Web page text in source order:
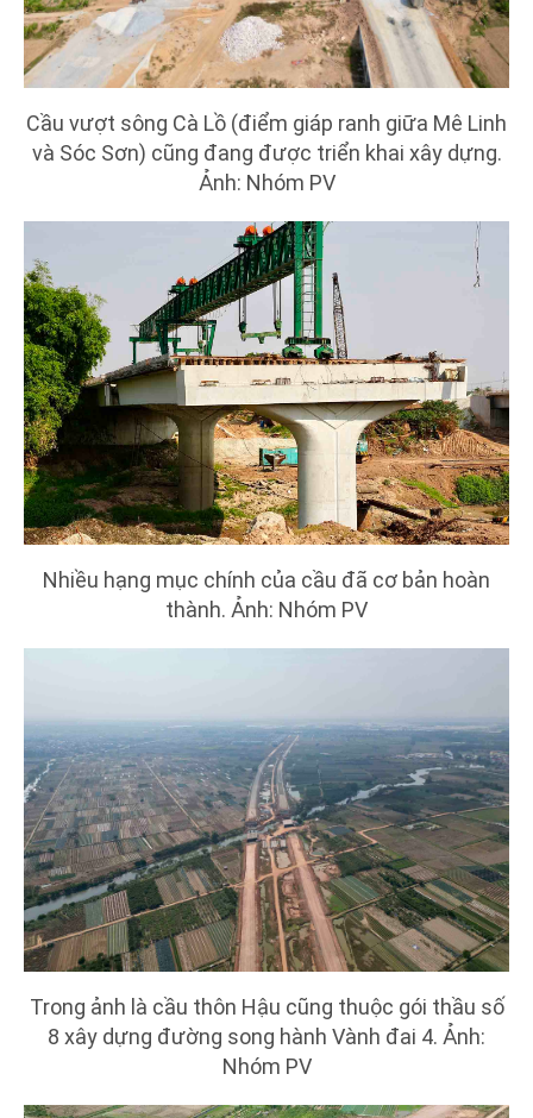
Cầu vượt sông Cà Lồ (điểm giáp ranh giữa Mê Linh
và Sóc Sơn) cũng đang được triển khai xây dựng.
Ảnh: Nhóm PV
Nhiều hạng mục chính của cầu đã cơ bản hoàn
thành. Ảnh: Nhóm PV
Trong ảnh là cầu thôn Hậu cũng thuộc gói thầu số
8 xây dựng đường song hành Vành đai 4. Ảnh:
Nhóm PV